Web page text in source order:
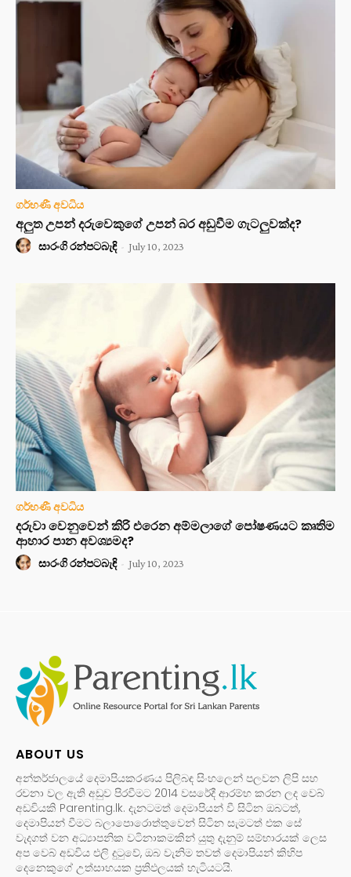
ගර්භණී අවධිය
අලුත උපන් දරුවෙකුගේ උපන් බර අඩුවීම ගැටලුවක්ද?
සාරංගි රන්පටබැඳි - July 10, 2023
ගර්භණී අවධිය
දරුවා වෙනුවෙන් කිරි එරෙන අම්මලාගේ පෝෂණයට කෘතිම
ආහාර පාන අවශ්‍යමද?
සාරංගි රන්පටබැඳි - July 10, 2023
ABOUT US
අන්තර්ජාලයේ දෙමාපියකරණය පිලිබඳ සිංහලෙන් පලවන ලිපි සහ
රචනා වල ඇති අඩුව පිරවීමට 2014 වසරේදී ආරම්භ කරන ලද වෙබ්
අඩවියකි Parenting.lk. දැනටමත් දෙමාපියන් වී සිටින ඔබටත්,
දෙමාපියන් වීමට බලාපොරොත්තුවෙන් සිටින සැමටත් එක සේ
වැදගත් වන අධ්‍යාපනික වටිනාකමකින් යුතු දැනුම් සම්භාරයක් ලෙස
අප වෙබ් අඩවිය එලි දුටුවේ, ඔබ වැනිම තවත් දෙමාපියන් කිහිප
දෙනෙකුගේ උත්සාහයක ප්‍රතිඵලයක් හැටියටයි.